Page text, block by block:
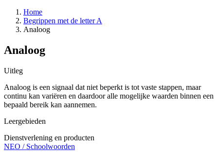
Home
Begrippen met de letter A
Analoog
Analoog
Uitleg
Analoog is een signaal dat niet beperkt is tot vaste stappen, maar
continu kan variëren en daardoor alle mogelijke waarden binnen een
bepaald bereik kan aannemen.
Leergebieden
Dienstverlening en producten
NEO / Schoolwoorden